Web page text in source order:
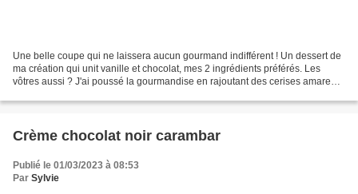
Une belle coupe qui ne laissera aucun gourmand indifférent ! Un dessert de
ma création qui unit vanille et chocolat, mes 2 ingrédients préférés. Les
vôtres aussi ? J'ai poussé la gourmandise en rajoutant des cerises amarena
Crème chocolat noir carambar
Publié le 01/03/2023 à 08:53
Par Sylvie